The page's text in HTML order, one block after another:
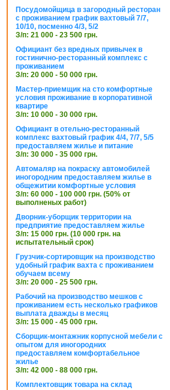
Посудомойщица в загородный ресторан
с проживанием график вахтовый 7/7,
10/10, посменно 4/3, 5/2
З/п: 21 000 - 23 500 грн.
Официант без вредных привычек в
гостинично-ресторанный комплекс с
проживанием
З/п: 20 000 - 50 000 грн.
Мастер-приемщик на сто комфортные
условия проживание в корпоративной
квартире
З/п: 10 000 - 30 000 грн.
Официант в отельно-ресторанный
комплекс вахтовый график 4/4, 7/7, 5/5
предоставляем жилье и питание
З/п: 30 000 - 35 000 грн.
Автомаляр на покраску автомобилей
иногородним предоставляем жилье в
общежитии комфортные условия
З/п: 60 000 - 100 000 грн. (50% от
выполненых работ)
Дворник-уборщик территории на
предприятие предоставляем жилье
З/п: 15 000 грн. (10 000 грн. на
испытательный срок)
Грузчик-сортировщик на производство
удобный график вахта с проживанием
обучаем всему
З/п: 20 000 - 25 500 грн.
Рабочий на производство мешков с
проживанием есть несколько графиков
выплата дважды в месяц
З/п: 15 000 - 45 000 грн.
Сборщик-монтажник корпусной мебели с
опытом для иногородних
предоставляем комфортабельное
жилье
З/п: 42 000 - 88 000 грн.
Комплектовщик товара на склад